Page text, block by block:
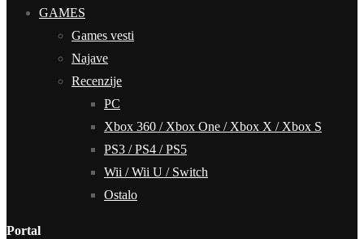
GAMES
Games vesti
Najave
Recenzije
PC
Xbox 360 / Xbox One / Xbox X / Xbox S
PS3 / PS4 / PS5
Wii / Wii U / Switch
Ostalo
Portal